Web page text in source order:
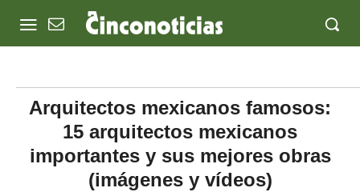
Arquitectos mexicanos famosos:
15 arquitectos mexicanos
importantes y sus mejores obras
(imágenes y vídeos)